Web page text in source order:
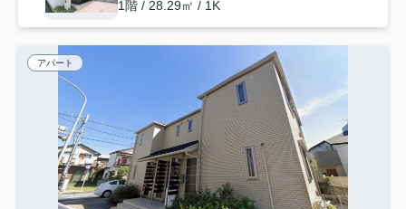
1階 / 28.29㎡ / 1K
アパート